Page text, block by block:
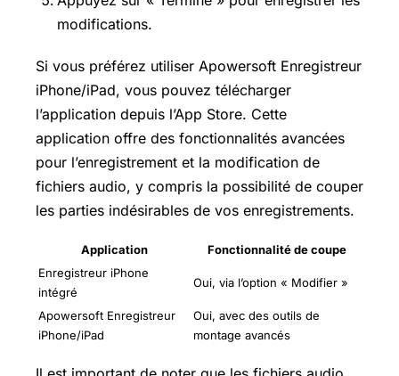
modifications.
Si vous préférez utiliser Apowersoft Enregistreur
iPhone/iPad, vous pouvez télécharger
l’application depuis l’App Store. Cette
application offre des fonctionnalités avancées
pour l’enregistrement et la modification de
fichiers audio, y compris la possibilité de couper
les parties indésirables de vos enregistrements.
Application
Fonctionnalité de coupe
Enregistreur iPhone
intégré
Oui, via l’option « Modifier »
Apowersoft Enregistreur
iPhone/iPad
Oui, avec des outils de
montage avancés